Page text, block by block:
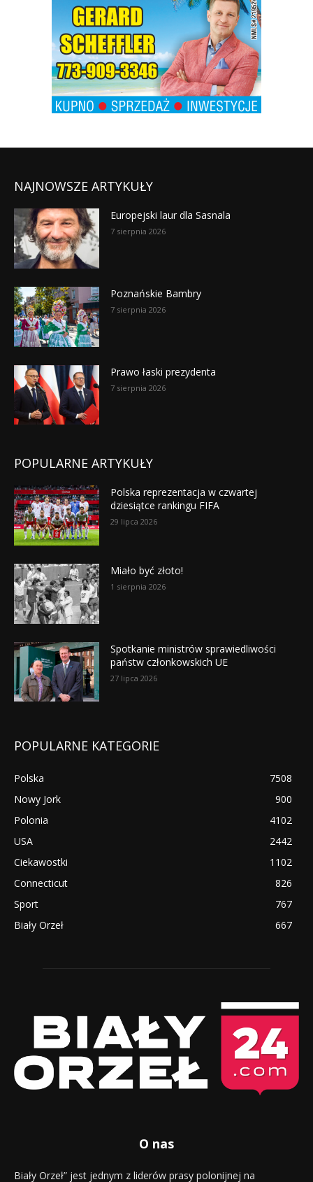
NAJNOWSZE ARTYKUŁY
Europejski laur dla Sasnala
7 sierpnia 2026
Poznańskie Bambry
7 sierpnia 2026
Prawo łaski prezydenta
7 sierpnia 2026
POPULARNE ARTYKUŁY
Polska reprezentacja w czwartej
dziesiątce rankingu FIFA
29 lipca 2026
Miało być złoto!
1 sierpnia 2026
Spotkanie ministrów sprawiedliwości
państw członkowskich UE
27 lipca 2026
POPULARNE KATEGORIE
Polska
7508
Nowy Jork
900
Polonia
4102
USA
2442
Ciekawostki
1102
Connecticut
826
Sport
767
Biały Orzeł
667
O nas
Biały Orzeł” jest jednym z liderów prasy polonijnej na